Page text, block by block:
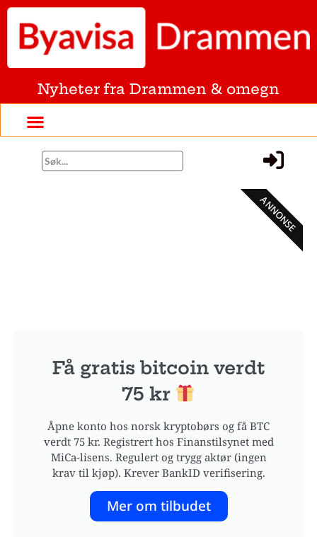
Nyheter fra Drammen & omegn
Få gratis bitcoin verdt
75 kr
Åpne konto hos norsk kryptobørs og få BTC
verdt 75 kr. Registrert hos Finanstilsynet med
MiCa-lisens. Regulert og trygg aktør (ingen
krav til kjøp). Krever BankID verifisering.
Mer om tilbudet
ANNONSE